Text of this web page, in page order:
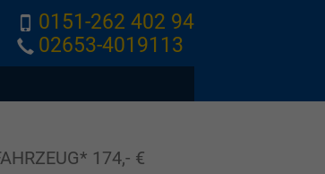
0151-262 402 94
02653-4019113
174,- €